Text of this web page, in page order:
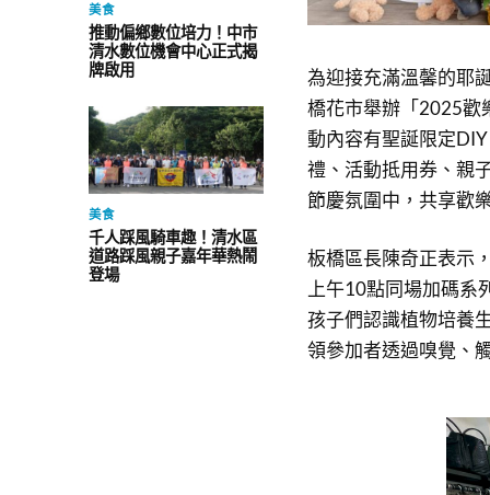
美食
推動偏鄉數位培力！中市
清水數位機會中心正式揭
牌啟用
美食
千人踩風騎車趣！清水區
道路踩風親子嘉年華熱鬧
登場
為迎接充滿溫馨的耶
橋花市舉辦「2025歡
動內容有聖誕限定
禮、活動抵用券、親
節慶氛圍中，共享歡
板橋區長陳奇正表示
上午10點同場加碼系
孩子們認識植物培養
領參加者透過嗅覺、